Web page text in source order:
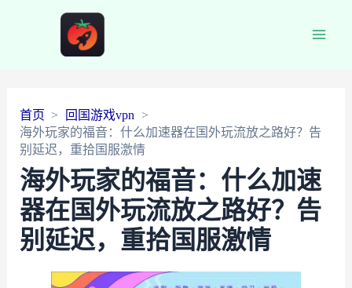
首页
回国游戏vpn
海外玩家的福音：什么加速器在国外玩流放之路好？告
别延迟，重拾国服激情
海外玩家的福音：什么加速
器在国外玩流放之路好？告
别延迟，重拾国服激情